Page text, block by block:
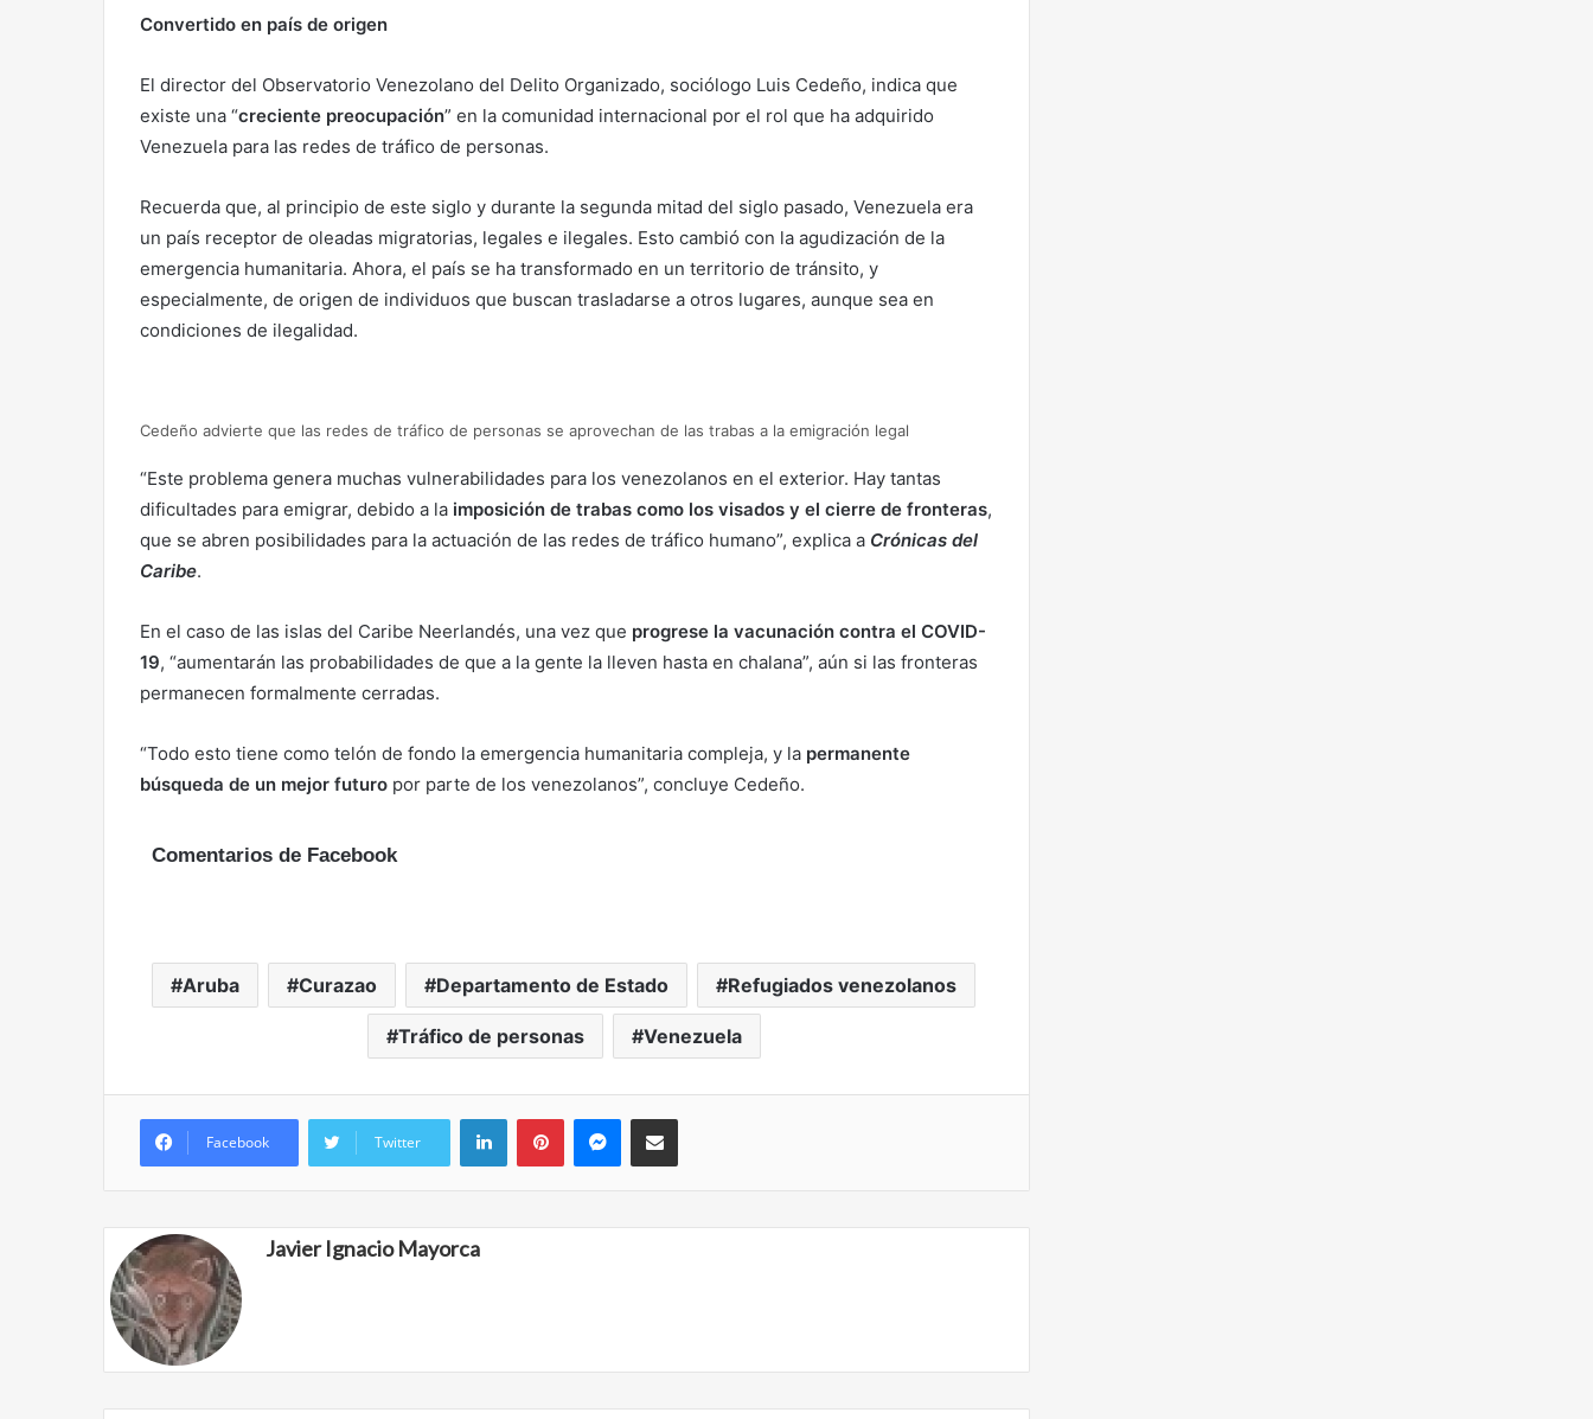
Convertido en país de origen
El director del Observatorio Venezolano del Delito Organizado, sociólogo Luis Cedeño, indica que
existe una “creciente preocupación” en la comunidad internacional por el rol que ha adquirido
Venezuela para las redes de tráfico de personas.
Recuerda que, al principio de este siglo y durante la segunda mitad del siglo pasado, Venezuela era
un país receptor de oleadas migratorias, legales e ilegales. Esto cambió con la agudización de la
emergencia humanitaria. Ahora, el país se ha transformado en un territorio de tránsito, y
especialmente, de origen de individuos que buscan trasladarse a otros lugares, aunque sea en
condiciones de ilegalidad.
Cedeño advierte que las redes de tráfico de personas se aprovechan de las trabas a la emigración legal
“Este problema genera muchas vulnerabilidades para los venezolanos en el exterior. Hay tantas
dificultades para emigrar, debido a la imposición de trabas como los visados y el cierre de fronteras,
que se abren posibilidades para la actuación de las redes de tráfico humano”, explica a Crónicas del
Caribe.
En el caso de las islas del Caribe Neerlandés, una vez que progrese la vacunación contra el COVID-
19, “aumentarán las probabilidades de que a la gente la lleven hasta en chalana”, aún si las fronteras
permanecen formalmente cerradas.
“Todo esto tiene como telón de fondo la emergencia humanitaria compleja, y la permanente
búsqueda de un mejor futuro por parte de los venezolanos”, concluye Cedeño.
Comentarios de Facebook
Aruba Curazao Departamento de Estado Refugiados venezolanos
Tráfico de personas Venezuela
Facebook Twitter
LinkedInPinterestMessengerCompartir via correo electrónico
Javier Ignacio Mayorca